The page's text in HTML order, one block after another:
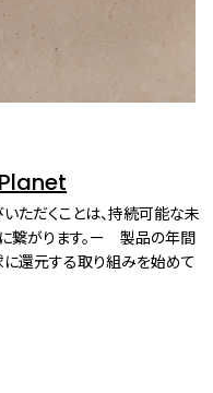
ただくことは、持続可能な未
繋がります。ー 製品の年間
還元する取り組みを始めて